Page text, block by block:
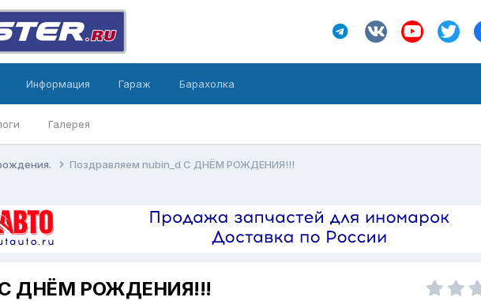
Галерея
Информация Гараж Барахолка
Поздравляем nubin_d С ДНЁМ РОЖДЕНИЯ!!!
С ДНЁМ РОЖДЕНИЯ!!!